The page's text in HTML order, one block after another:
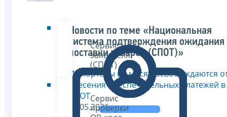
Сервис
заявителя
(СПОТ)
Сервис
проверки
Новости по теме «Национальная
система подтверждения ожидания
поставки товаров (СПОТ)»
Импортеры на месяц освобождаются
внесения обеспечительных платежей в
СПОТ
30.05.2026